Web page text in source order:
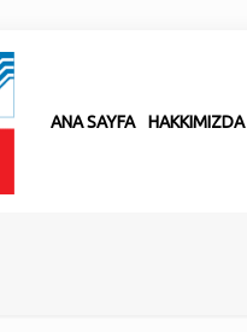
ANA SAYFA HAKKIMIZDA